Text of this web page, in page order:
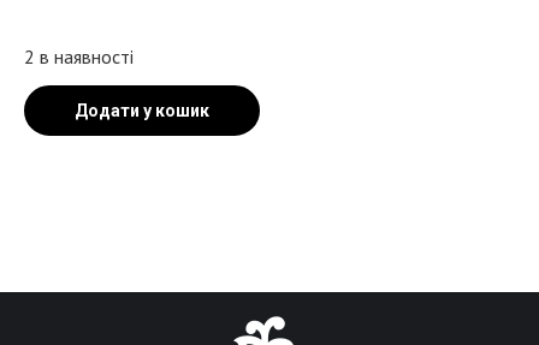
2 в наявності
Додати у кошик